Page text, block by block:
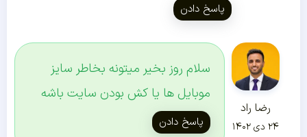
پاسخ دادن
رضا راد
۲۴ دی ۱۴۰۲
سلام روز بخیر میتونه بخاطر سایز
موبایل ها یا کش بودن سایت باشه
پاسخ دادن